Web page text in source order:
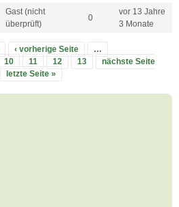
Gast (nicht
überprüft)
0
vor 13 Jahre
3 Monate
‹ vorherige Seite
…
10 11 12 13
nächste Seite
letzte Seite »